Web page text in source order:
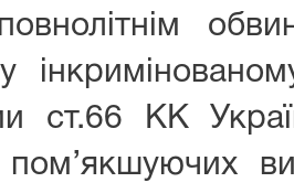
ст.66 КК
пом’якшуючих